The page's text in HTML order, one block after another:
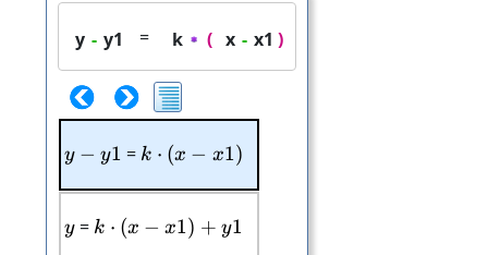
y - y1 = k ( x - x1 )
y-y1
y − y1 = k\cdot (x-x1)
k ⋅ (x − x1)
y
y= k\cdot (x-x1)+y1
k ⋅ (x − x1) + y1